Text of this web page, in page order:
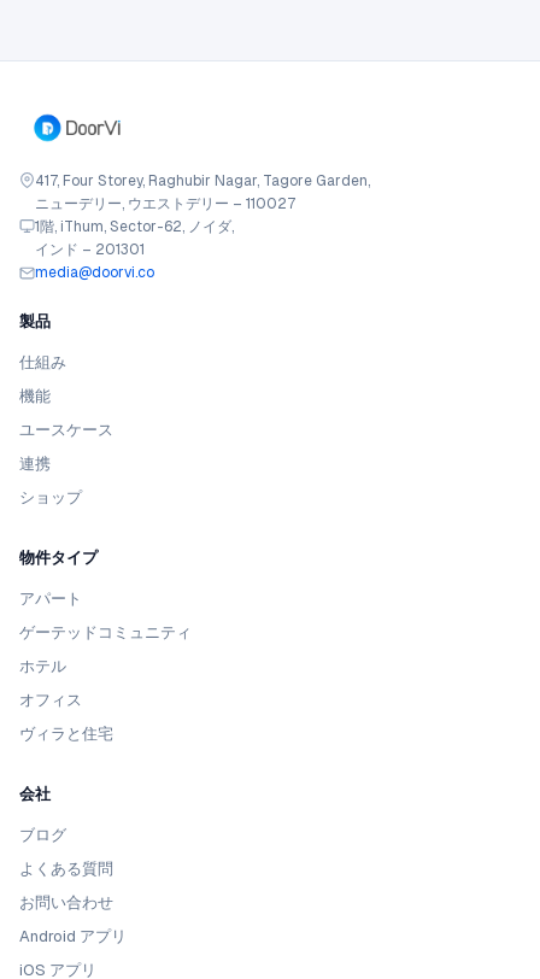
417, Four Storey, Raghubir Nagar, Tagore Garden,
ニューデリー, ウエストデリー – 110027
1階, iThum, Sector-62, ノイダ,
インド – 201301
media@doorvi.co
製品
仕組み
機能
ユースケース
連携
ショップ
物件タイプ
アパート
ゲーテッドコミュニティ
ホテル
オフィス
ヴィラと住宅
会社
ブログ
よくある質問
お問い合わせ
Android アプリ
iOS アプリ